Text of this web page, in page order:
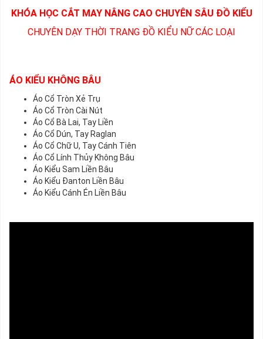
KHÓA HỌC CẮT MAY NÂNG CAO CHUYÊN SÂU ĐỒ KIỂU
CHUYÊN DẠY THỜI TRANG ĐỒ KIỂU NỮ CÁC LOẠI
ÁO KIỂU KHÔNG BÂU
Áo Cổ Tròn Xẻ Trụ
Áo Cổ Tròn Cài Nút
Áo Cổ Bà Lai, Tay Liền
Áo Cổ Dún, Tay Raglan
Áo Cổ Chữ U, Tay Cánh Tiên
Áo Cổ Lính Thủy Không Bâu
Áo Kiểu Sam Liền Bâu
Áo Kiểu Đanton Liền Bâu
Áo Kiểu Cánh Én Liền Bâu